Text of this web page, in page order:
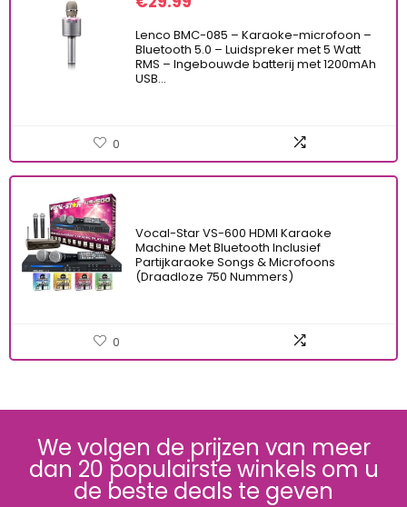
Lenco BMC-085 – Karaoke-microfoon –
Bluetooth 5.0 – Luidspreker met 5 Watt
RMS – Ingebouwde batterij met 1200mAh
USB…
0
Vocal-Star VS-600 HDMI Karaoke
Machine Met Bluetooth Inclusief
Partijkaraoke Songs & Microfoons
(Draadloze 750 Nummers)
0
We volgen de prijzen van meer
dan 20 populairste winkels om u
de beste deals te geven